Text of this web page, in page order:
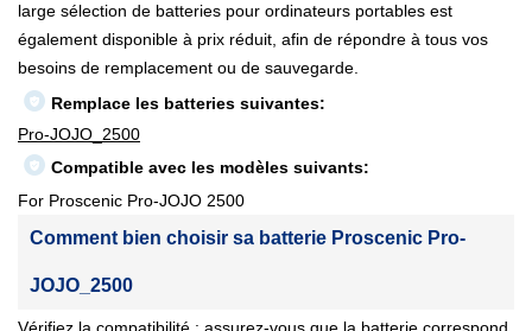
large sélection de batteries pour ordinateurs portables est
également disponible à prix réduit, afin de répondre à tous vos
besoins de remplacement ou de sauvegarde.
Remplace les batteries suivantes:
Pro-JOJO_2500
Compatible avec les modèles suivants:
For Proscenic Pro-JOJO 2500
Comment bien choisir sa batterie Proscenic Pro-
JOJO_2500